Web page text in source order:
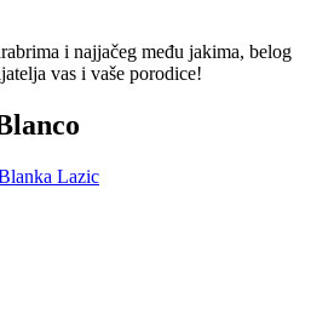
i najjačeg među jakima, belog
vas i vaše porodice!
Lazic